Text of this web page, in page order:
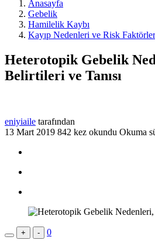
Anasayfa
Gebelik
Hamilelik Kaybı
Kayıp Nedenleri ve Risk
Heterotopik Gebelik
Belirtileri ve Tanısı
eniyiaile tarafından
13 Mart 2019 842 kez okundu Okuma
+ - 0